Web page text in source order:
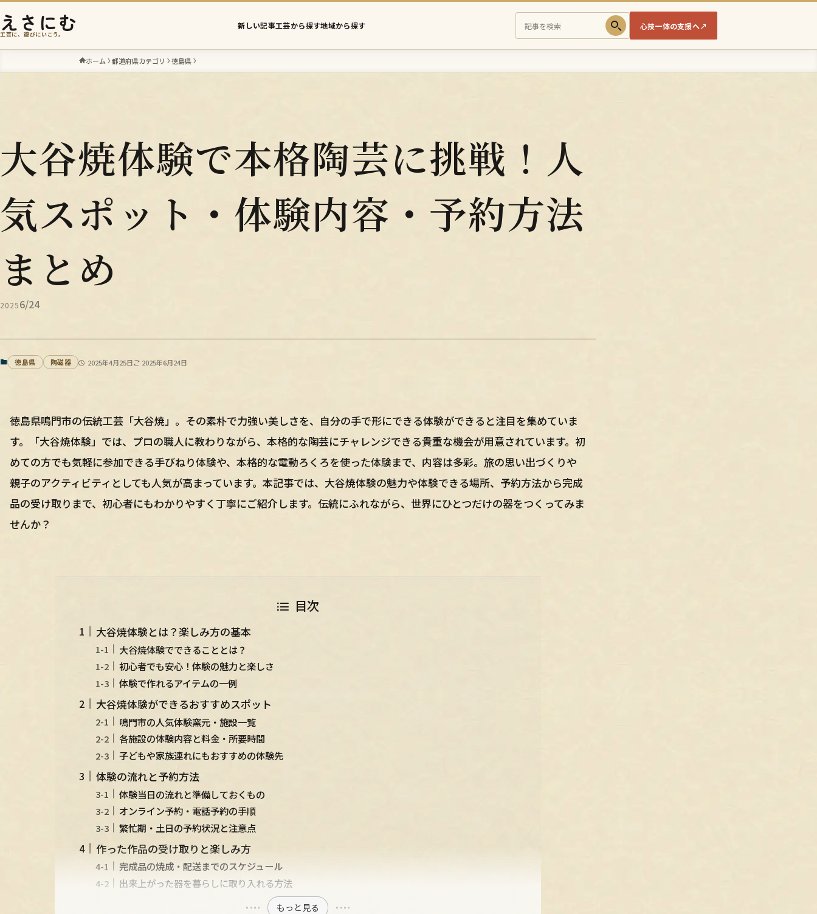
えさにむ
工芸に、遊びにいこう。
新しい記事工芸から探す地域から探す
え
さ
む
検
索
心技一体の支援へ↗
ホーム 都道府県カテゴリ 徳島県
大谷焼体験で本格陶芸に挑戦！人
気スポット・体験内容・予約方法
まとめ
20256/24
徳島県 陶磁器 2025年4月25日 2025年6月24日
徳島県鳴門市の伝統工芸「大谷焼」。その素朴で力強い美しさを、自分の手で形にできる体験ができると注目を集めていま
す。「大谷焼体験」では、プロの職人に教わりながら、本格的な陶芸にチャレンジできる貴重な機会が用意されています。初
めての方でも気軽に参加できる手びねり体験や、本格的な電動ろくろを使った体験まで、内容は多彩。旅の思い出づくりや
親子のアクティビティとしても人気が高まっています。本記事では、大谷焼体験の魅力や体験できる場所、予約方法から完成
品の受け取りまで、初心者にもわかりやすく丁寧にご紹介します。伝統にふれながら、世界にひとつだけの器をつくってみま
せんか？
目次
大谷焼体験とは？楽しみ方の基本
大谷焼体験でできることとは？
初心者でも安心！体験の魅力と楽しさ
体験で作れるアイテムの一例
大谷焼体験ができるおすすめスポット
鳴門市の人気体験窯元・施設一覧
各施設の体験内容と料金・所要時間
子どもや家族連れにもおすすめの体験先
体験の流れと予約方法
体験当日の流れと準備しておくもの
オンライン予約・電話予約の手順
繁忙期・土日の予約状況と注意点
作った作品の受け取りと楽しみ方
完成品の焼成・配送までのスケジュール
出来上がった器を暮らしに取り入れる方法
もっと見る